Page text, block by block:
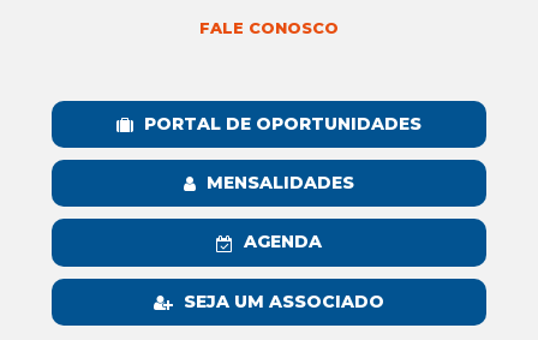
FALE CONOSCO
PORTAL DE OPORTUNIDADES
MENSALIDADES
AGENDA
SEJA UM ASSOCIADO